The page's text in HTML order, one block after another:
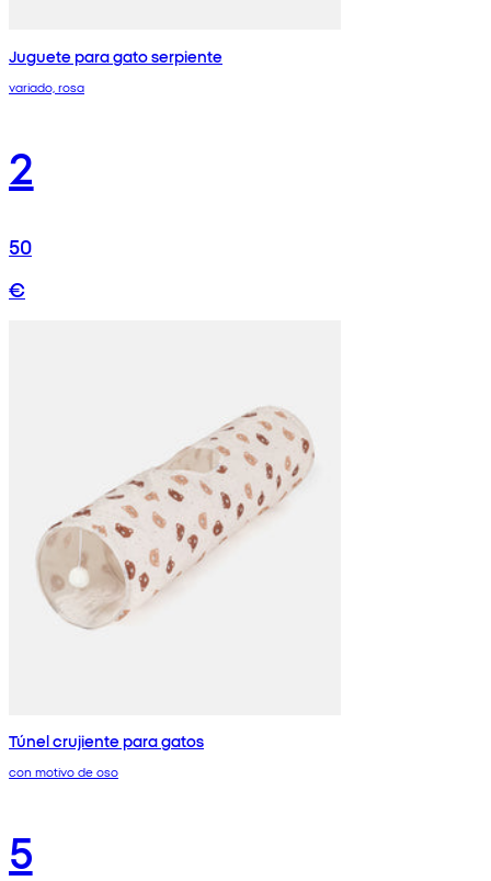
Juguete para gato serpiente
variado, rosa
2
50
€
Túnel crujiente para gatos
con motivo de oso
5